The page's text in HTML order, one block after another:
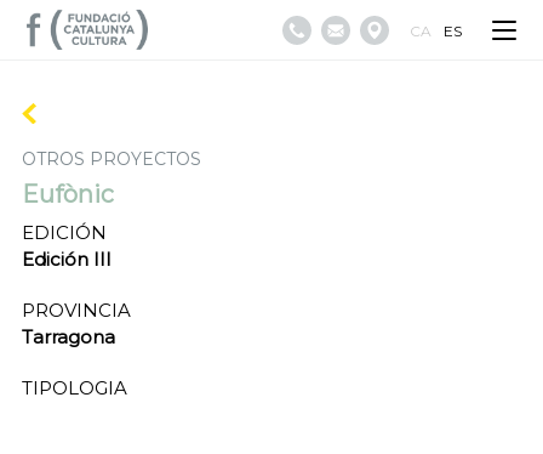
CA ES
OTROS PROYECTOS
Eufònic
EDICIÓN
Edición III
PROVINCIA
Tarragona
TIPOLOGIA